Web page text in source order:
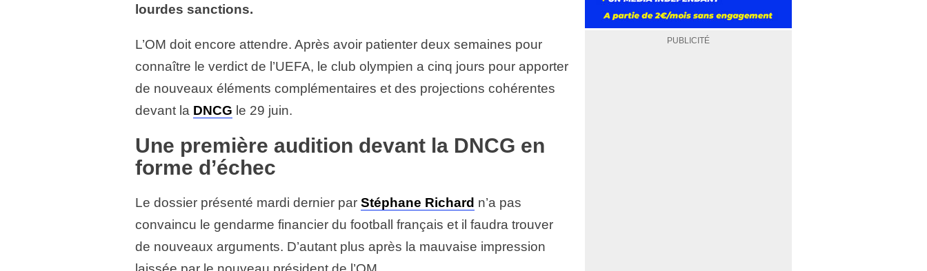
PUBLICITÉ
lourdes sanctions.
L’OM doit encore attendre. Après avoir patienter deux semaines pour
connaître le verdict de l’UEFA, le club olympien a cinq jours pour apporter
de nouveaux éléments complémentaires et des projections cohérentes
devant la DNCG le 29 juin.
Une première audition devant la DNCG en
forme d’échec
Le dossier présenté mardi dernier par Stéphane Richard n’a pas
convaincu le gendarme financier du football français et il faudra trouver
de nouveaux arguments. D’autant plus après la mauvaise impression